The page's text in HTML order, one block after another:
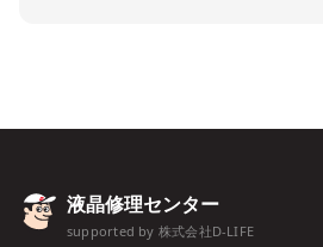
液晶修理センター
supported by 株式会社D-LIFE